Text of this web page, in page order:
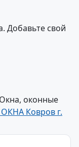
Добавьте свой
оконные
Ковров г.